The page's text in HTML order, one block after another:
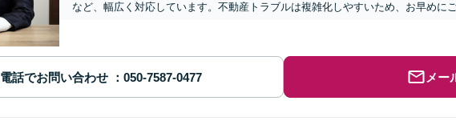
など、幅広く対応しています。不動産トラブルは複雑化しやすいため、お早めに
電話でお問い合わせ メー